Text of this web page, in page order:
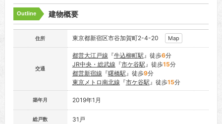
Outline 建物概要
住所 東京都新宿区市谷加賀町2-4-20 Map
交通
都営大江戸線 『牛込柳町駅』徒歩6分
JR中央・総武線 『市ケ谷駅』徒歩15分
都営新宿線 『曙橋駅』徒歩9分
東京メトロ南北線 『市ケ谷駅』徒歩15分
築年月 2019年1月
総戸数 31戸